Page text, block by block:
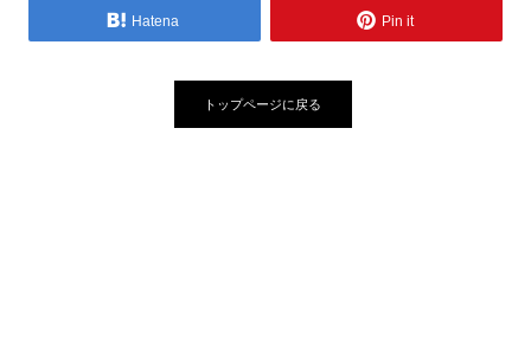
Hatena Pin it
トップページに戻る